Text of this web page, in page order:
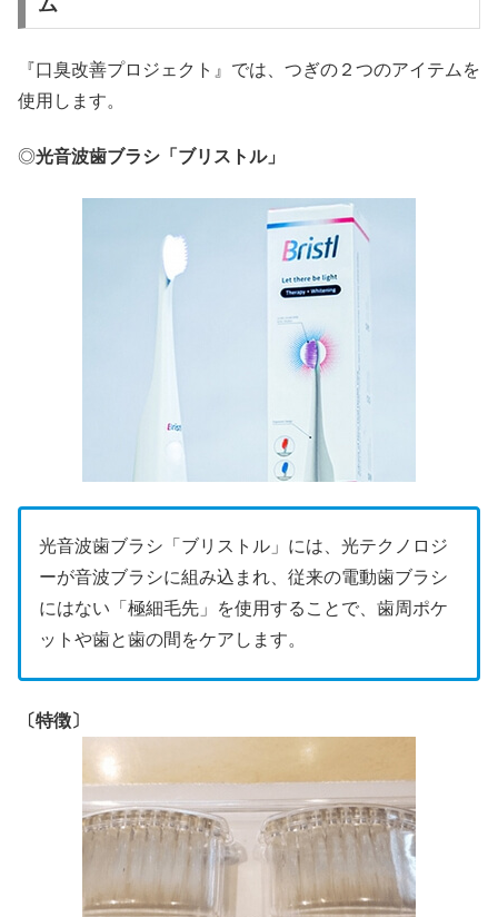
『口臭改善プロジェクト』では、つぎの２つのアイテムを
使用します。
◎光音波歯ブラシ「ブリストル」
光音波歯ブラシ「ブリストル」には、光テクノロジ
ーが音波ブラシに組み込まれ、従来の電動歯ブラシ
にはない「極細毛先」を使用することで、歯周ポケ
ットや歯と歯の間をケアします。
〔特徴〕